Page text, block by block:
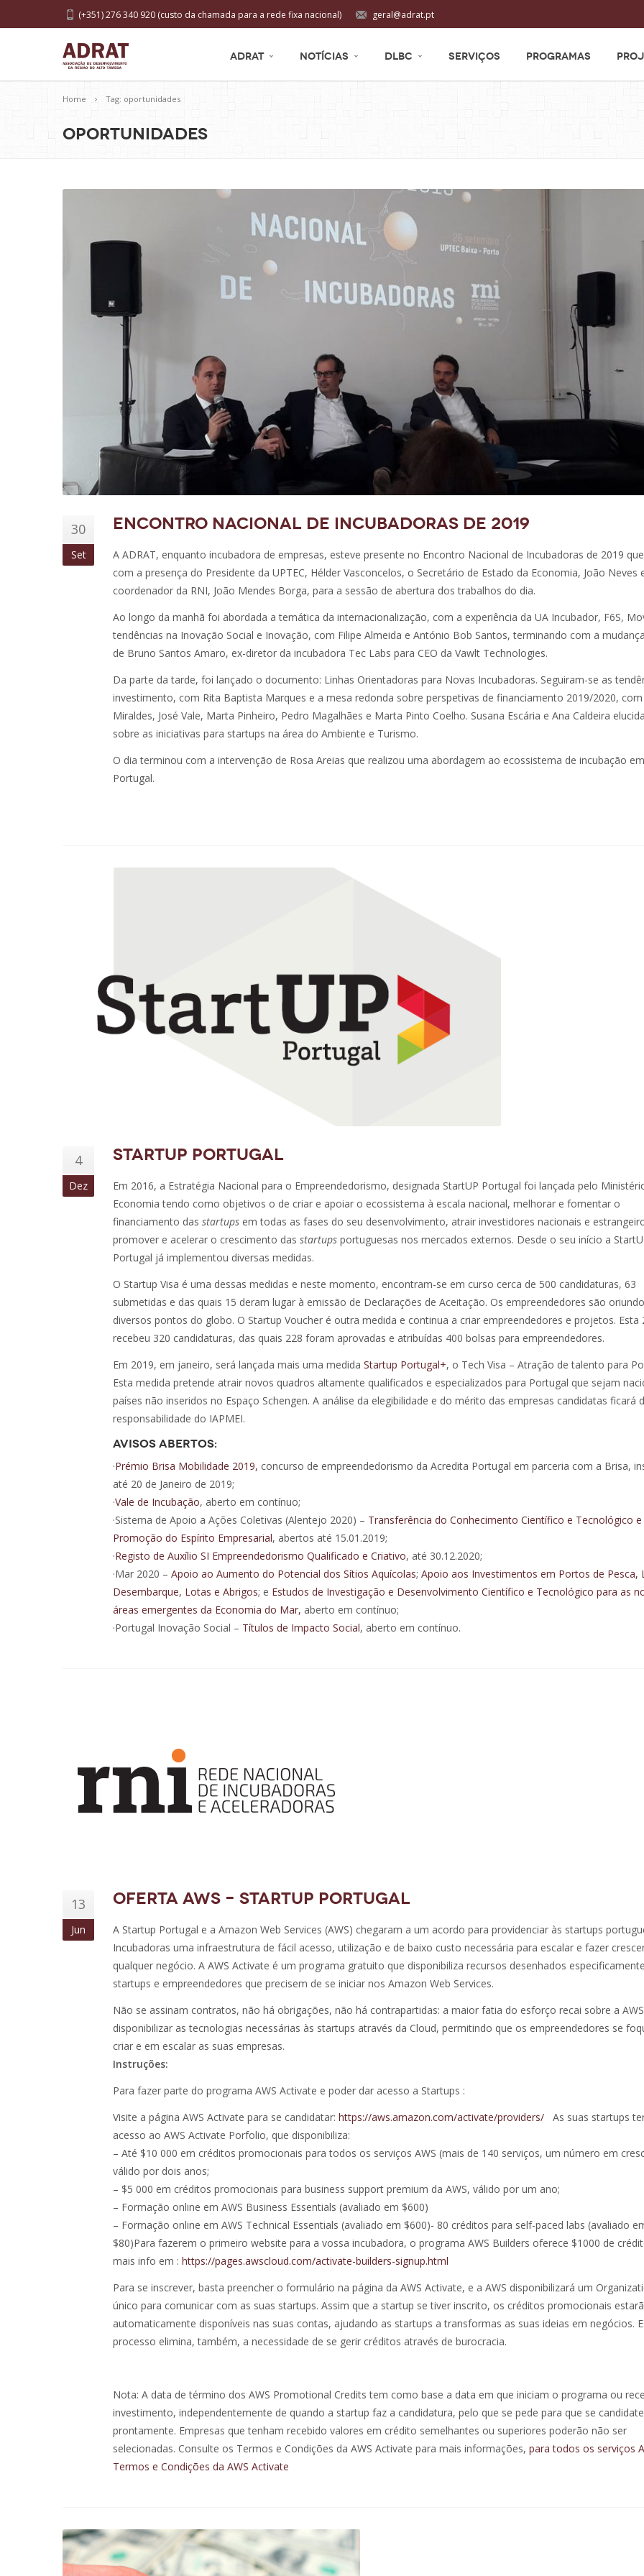
geral@adrat.pt
(+351) 276 340 920 (custo da chamada para a rede fixa nacional)
ADRAT NOTÍCIAS DLBC SERVIÇOS PROGRAMAS
Home Tag: oportunidades
oportunidades
30
Set
Encontro Nacional de Incubadoras de 2019
A ADRAT, enquanto incubadora de empresas, esteve presente no Encontro Nacional de Incubadoras de 2019
com a presença do Presidente da UPTEC, Hélder Vasconcelos, o Secretário de Estado da Economia, João Neves
coordenador da RNI, João Mendes Borga, para a sessão de abertura dos trabalhos do dia.
Ao longo da manhã foi abordada a temática da internacionalização, com a experiência da UA Incubador, F6S,
tendências na Inovação Social e Inovação, com Filipe Almeida e António Bob Santos, terminando com a
de Bruno Santos Amaro, ex-diretor da incubadora Tec Labs para CEO da Vawlt Technologies.
Da parte da tarde, foi lançado o documento: Linhas Orientadoras para Novas Incubadoras. Seguiram-se as
investimento, com Rita Baptista Marques e a mesa redonda sobre perspetivas de financiamento 2019/2020,
Miraldes, José Vale, Marta Pinheiro, Pedro Magalhães e Marta Pinto Coelho. Susana Escária e Ana Caldeira
sobre as iniciativas para startups na área do Ambiente e Turismo.
O dia terminou com a intervenção de Rosa Areias que realizou uma abordagem ao ecossistema de incubação em
Portugal.
4
Dez
StartUP Portugal
Em 2016, a Estratégia Nacional para o Empreendedorismo, designada StartUP Portugal foi lançada pelo
Economia tendo como objetivos o de criar e apoiar o ecossistema à escala nacional, melhorar e fomentar o
financiamento das startups em todas as fases do seu desenvolvimento, atrair investidores nacionais e
promover e acelerar o crescimento das startups portuguesas nos mercados externos. Desde o seu início a
Portugal já implementou diversas medidas.
O Startup Visa é uma dessas medidas e neste momento, encontram-se em curso cerca de 500 candidaturas, 63
submetidas e das quais 15 deram lugar à emissão de Declarações de Aceitação. Os empreendedores são
diversos pontos do globo. O Startup Voucher é outra medida e continua a criar empreendedores e projetos. Esta
recebeu 320 candidaturas, das quais 228 foram aprovadas e atribuídas 400 bolsas para empreendedores.
Em 2019, em janeiro, será lançada mais uma medida Startup Portugal+, o Tech Visa – Atração de talento para
Esta medida pretende atrair novos quadros altamente qualificados e especializados para Portugal que sejam
países não inseridos no Espaço Schengen. A análise da elegibilidade e do mérito das empresas candidatas ficará
responsabilidade do IAPMEI.
Avisos abertos:
·Prémio Brisa Mobilidade 2019, concurso de empreendedorismo da Acredita Portugal em parceria com a Brisa,
até 20 de Janeiro de 2019;
·Vale de Incubação, aberto em contínuo;
·Sistema de Apoio a Ações Coletivas (Alentejo 2020) – Transferência do Conhecimento Científico e Tecnológico e
Promoção do Espírito Empresarial, abertos até 15.01.2019;
·Registo de Auxílio SI Empreendedorismo Qualificado e Criativo, até 30.12.2020;
·Mar 2020 – Apoio ao Aumento do Potencial dos Sítios Aquícolas; Apoio aos Investimentos em Portos de Pesca,
Desembarque, Lotas e Abrigos; e Estudos de Investigação e Desenvolvimento Científico e Tecnológico para as
áreas emergentes da Economia do Mar, aberto em contínuo;
·Portugal Inovação Social – Títulos de Impacto Social, aberto em contínuo.
13
Jun
Oferta AWS – Startup Portugal
A Startup Portugal e a Amazon Web Services (AWS) chegaram a um acordo para providenciar às startups
Incubadoras uma infraestrutura de fácil acesso, utilização e de baixo custo necessária para escalar e fazer
qualquer negócio. A AWS Activate é um programa gratuito que disponibiliza recursos desenhados
startups e empreendedores que precisem de se iniciar nos Amazon Web Services.
Não se assinam contratos, não há obrigações, não há contrapartidas: a maior fatia do esforço recai sobre a
disponibilizar as tecnologias necessárias às startups através da Cloud, permitindo que os empreendedores se
criar e em escalar as suas empresas.
Instruções:
Para fazer parte do programa AWS Activate e poder dar acesso a Startups :
Visite a página AWS Activate para se candidatar: https://aws.amazon.com/activate/providers/ As suas startups
acesso ao AWS Activate Porfolio, que disponibiliza:
– Até $10 000 em créditos promocionais para todos os serviços AWS (mais de 140 serviços, um número em
válido por dois anos;
– $5 000 em créditos promocionais para business support premium da AWS, válido por um ano;
– Formação online em AWS Business Essentials (avaliado em $600)
– Formação online em AWS Technical Essentials (avaliado em $600)- 80 créditos para self-paced labs (avaliado
$80)Para fazerem o primeiro website para a vossa incubadora, o programa AWS Builders oferece $1000 de
mais info em : https://pages.awscloud.com/activate-builders-signup.html
Para se inscrever, basta preencher o formulário na página da AWS Activate, e a AWS disponibilizará um
único para comunicar com as suas startups. Assim que a startup se tiver inscrito, os créditos promocionais
automaticamente disponíveis nas suas contas, ajudando as startups a transformas as suas ideias em negócios.
processo elimina, também, a necessidade de se gerir créditos através de burocracia.
Nota: A data de término dos AWS Promotional Credits tem como base a data em que iniciam o programa ou
investimento, independentemente de quando a startup faz a candidatura, pelo que se pede para que se
prontamente. Empresas que tenham recebido valores em crédito semelhantes ou superiores poderão não ser
selecionadas. Consulte os Termos e Condições da AWS Activate para mais informações, para todos os serviços
Termos e Condições da AWS Activate